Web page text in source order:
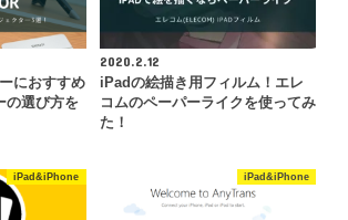
におすすめ
の選び方を
2020.2.12
iPadの絵描き用フィルム！エレ
コムのペーパーライクを使ってみ
た！
iPad&iPhone iPad&iPhone